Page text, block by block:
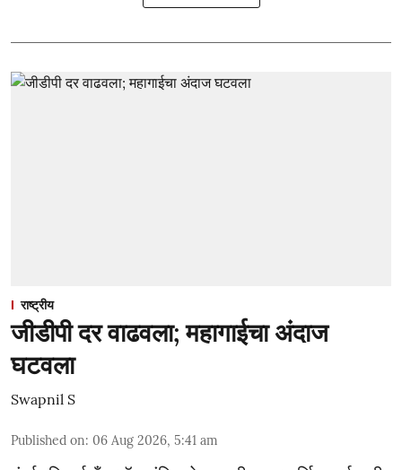
राष्ट्रीय
जीडीपी दर वाढवला; महागाईचा अंदाज
घटवला
Swapnil S
Published on: 06 Aug 2026, 5:41 am